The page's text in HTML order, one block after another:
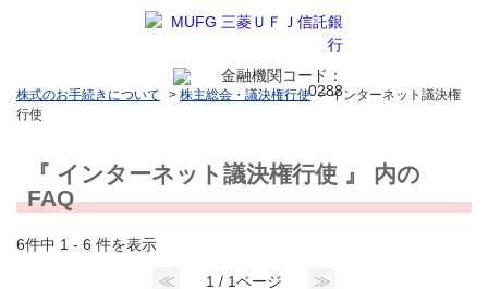
株式のお手続きについて > 株主総会・議決権行使 >インターネット議決権
行使
『 インターネット議決権行使 』 内の
FAQ
6件中 1 - 6 件を表示
≪ 1 / 1ページ ≫